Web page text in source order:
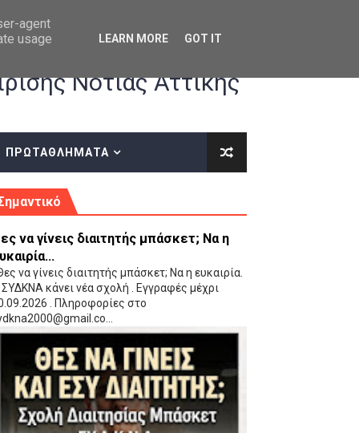
οδηγίες επί του ΚΑΝΟΝΙΣΜΟΥ ΕΓΓΡΑΦΩΝ-ΜΕΤΑΓΡΑΦΩΝ ΤΗΣ
(VIDEO)
Νότιας Αττικής
ΠΡΩΤΑΘΛΗΜΑΤΑ
να γίνεις διαιτητής μπάσκετ; Να η
να γίνεις διαιτητής μπάσκετ; Να η ευκαιρία.
κάνει νέα σχολή . Εγγραφές μέχρι
. Πληροφορίες στο
agent
usage
LEARN MORE GOT IT